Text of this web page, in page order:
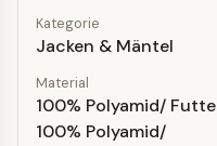
Kategorie
Jacken & Mäntel
Material
100% Polyamid/
100% Polyamid/